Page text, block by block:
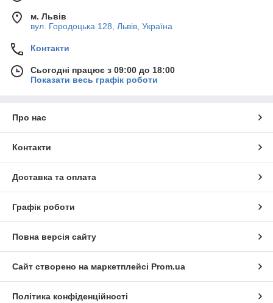
м. Львів
вул. Городоцька 128, Львів, Україна
Контакти
Сьогодні працює з 09:00 до 18:00
Показати весь графік роботи
Про нас
Контакти
Доставка та оплата
Графік роботи
Повна версія сайту
Сайт створено на маркетплейсі Prom.ua
Політика конфіденційності